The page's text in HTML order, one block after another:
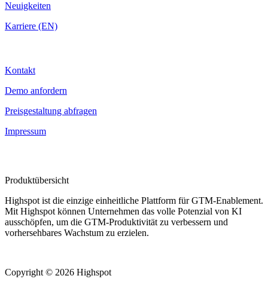
Neuigkeiten
Karriere (EN)
Kontakt
Demo anfordern
Preisgestaltung abfragen
Impressum
Produktübersicht
Highspot ist die einzige einheitliche Plattform für GTM-Enablement.
Mit Highspot können Unternehmen das volle Potenzial von KI
ausschöpfen, um die GTM-Produktivität zu verbessern und
vorhersehbares Wachstum zu erzielen.
Copyright © 2026 Highspot